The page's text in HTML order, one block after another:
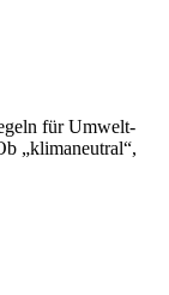
für Umwelt-
„klimaneutral“,